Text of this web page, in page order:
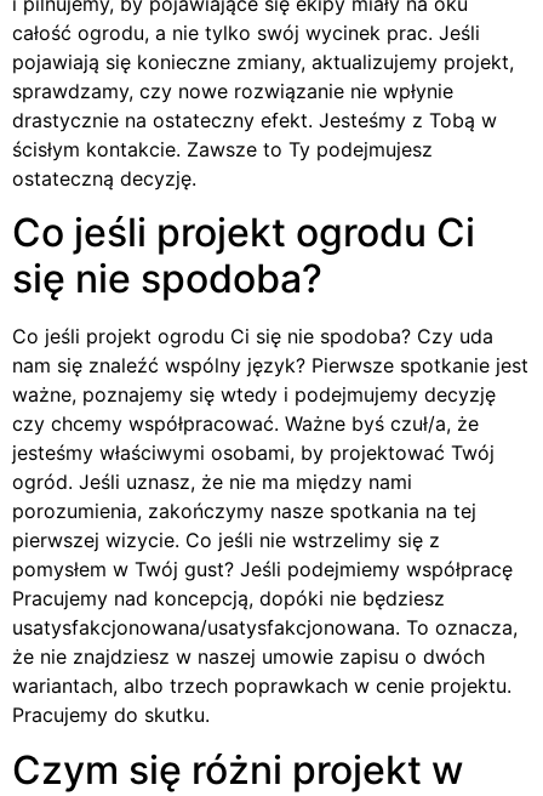
całość ogrodu, a nie tylko swój wycinek prac. Jeśli
pojawiają się konieczne zmiany, aktualizujemy projekt,
sprawdzamy, czy nowe rozwiązanie nie wpłynie
drastycznie na ostateczny efekt. Jesteśmy z Tobą w
ścisłym kontakcie. Zawsze to Ty podejmujesz
ostateczną decyzję.
Co jeśli projekt ogrodu Ci
się nie spodoba?
Co jeśli projekt ogrodu Ci się nie spodoba? Czy uda
nam się znaleźć wspólny język? Pierwsze spotkanie jest
ważne, poznajemy się wtedy i podejmujemy decyzję
czy chcemy współpracować. Ważne byś czuł/a, że
jesteśmy właściwymi osobami, by projektować Twój
ogród. Jeśli uznasz, że nie ma między nami
porozumienia, zakończymy nasze spotkania na tej
pierwszej wizycie. Co jeśli nie wstrzelimy się z
pomysłem w Twój gust? Jeśli podejmiemy współpracę
Pracujemy nad koncepcją, dopóki nie będziesz
usatysfakcjonowana/usatysfakcjonowana. To oznacza,
że nie znajdziesz w naszej umowie zapisu o dwóch
wariantach, albo trzech poprawkach w cenie projektu.
Pracujemy do skutku.
Czym się różni projekt w